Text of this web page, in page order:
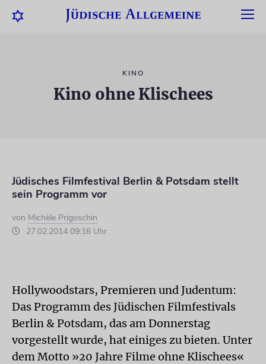
KINO
Kino ohne Klischees
Jüdisches Filmfestival Berlin & Potsdam stellt
sein Programm vor
von Michèle Prigoschin
27.02.2014 09:16 Uhr
Hollywoodstars, Premieren und Judentum:
Das Programm des Jüdischen Filmfestivals
Berlin & Potsdam, das am Donnerstag
vorgestellt wurde, hat einiges zu bieten. Unter
dem Motto »20 Jahre Filme ohne Klischees«